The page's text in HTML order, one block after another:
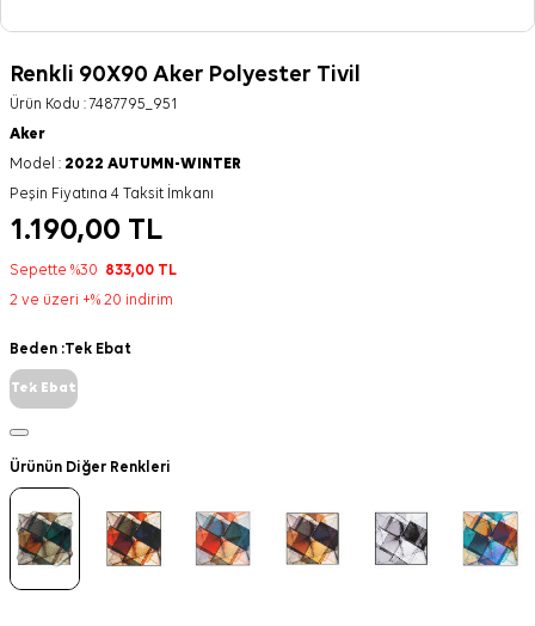
Renkli 90X90 Aker Polyester Tivil
Ürün Kodu :7487795_951
Aker
Model : 2022 AUTUMN-WINTER
Peşin Fiyatına 4 Taksit İmkanı
1.190,00 TL
Sepette %30 833,00 TL
2 ve üzeri +% 20 indirim
Beden :Tek Ebat
Tek Ebat
Ürünün Diğer Renkleri